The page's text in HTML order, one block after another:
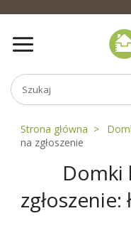
Strona główna
na zgłoszenie
Domki